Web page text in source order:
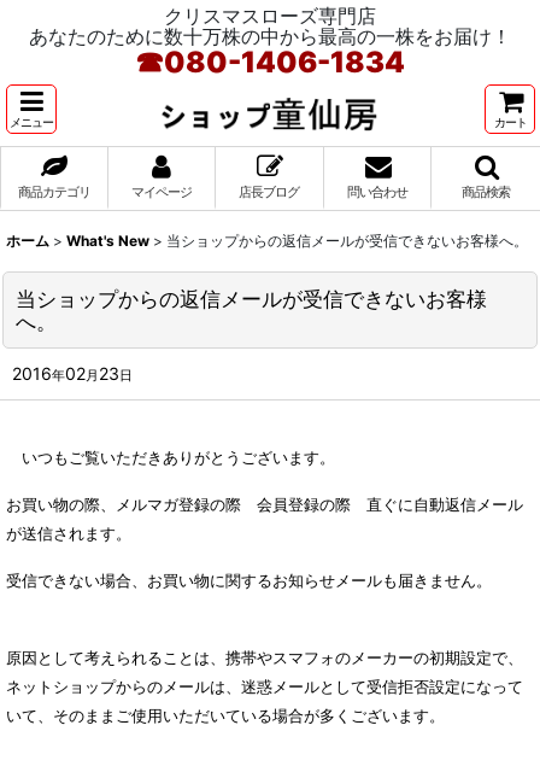
クリスマスローズ専門店
あなたのために数十万株の中から最高の一株をお届け！
☎080-1406-1834
メニュー カート
商品カテゴリ マイページ 店長ブログ 問い合わせ 商品検索
ホーム > What's New > 当ショップからの返信メールが受信できないお客様へ。
当ショップからの返信メールが受信できないお客様
へ。
2016年02月 23日
いつもご覧いただきありがとうございます。
お買い物の際、メルマガ登録の際 会員登録の際 直ぐに自動返信メール
が送信されます。
受信できない場合、お買い物に関するお知らせメールも届きません。
原因として考えられることは、携帯やスマフォのメーカーの初期設定で、
ネットショップからのメールは、迷惑メールとして受信拒否設定になって
いて、そのままご使用いただいている場合が多くございます。